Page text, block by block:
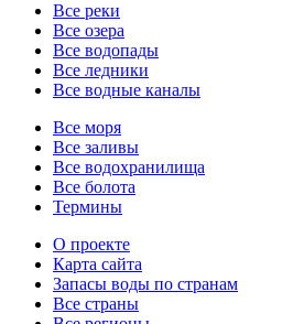
Все реки
Все озера
Все водопады
Все ледники
Все водные каналы
Все моря
Все заливы
Все водохранилища
Все болота
Термины
О проекте
Карта сайта
Запасы воды по странам
Все страны